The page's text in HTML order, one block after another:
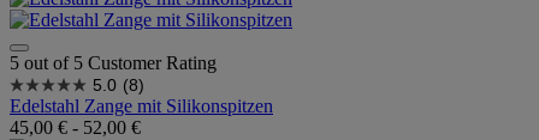
5 out of 5 Customer Rating
5.0 (8)
Edelstahl Zange mit Silikonspitzen
45,00 € - 52,00 €